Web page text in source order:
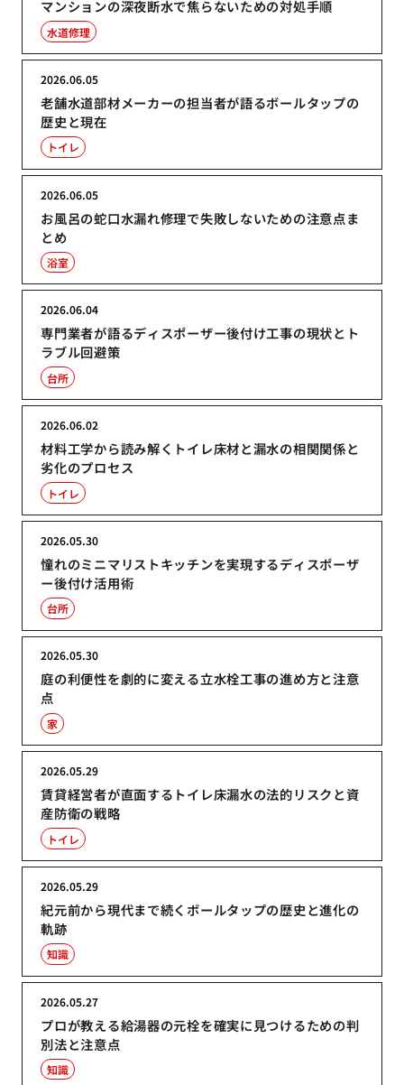
マンションの深夜断水で焦らないための対処手順
水道修理
老舗水道部材メーカーの担当者が語るボールタップの
歴史と現在
2026.06.05
トイレ
お風呂の蛇口水漏れ修理で失敗しないための注意点ま
とめ
2026.06.05
浴室
専門業者が語るディスポーザー後付け工事の現状とト
ラブル回避策
2026.06.04
台所
材料工学から読み解くトイレ床材と漏水の相関関係と
劣化のプロセス
2026.06.02
トイレ
憧れのミニマリストキッチンを実現するディスポーザ
ー後付け活用術
2026.05.30
台所
庭の利便性を劇的に変える立水栓工事の進め方と注意
点
2026.05.30
家
賃貸経営者が直面するトイレ床漏水の法的リスクと資
産防衛の戦略
2026.05.29
トイレ
紀元前から現代まで続くボールタップの歴史と進化の
軌跡
2026.05.29
知識
プロが教える給湯器の元栓を確実に見つけるための判
別法と注意点
2026.05.27
知識